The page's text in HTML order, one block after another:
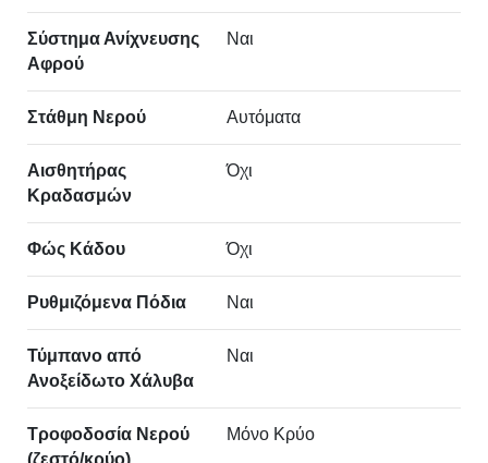
Σύστημα Ανίχνευσης
Αφρού
Ναι
Στάθμη Νερού Αυτόματα
Αισθητήρας
Κραδασμών
Όχι
Φώς Κάδου Όχι
Ρυθμιζόμενα Πόδια Ναι
Τύμπανο από
Ανοξείδωτο Χάλυβα
Ναι
Τροφοδοσία Νερού
(ζεστό/κρύο)
Μόνο Κρύο